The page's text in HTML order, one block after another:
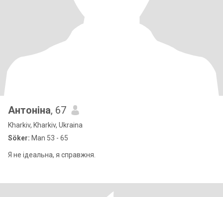
Антоніна, 67
Kharkiv, Kharkiv, Ukraina
Söker: Man 53 - 65
Я не ідеальна, я справжня.